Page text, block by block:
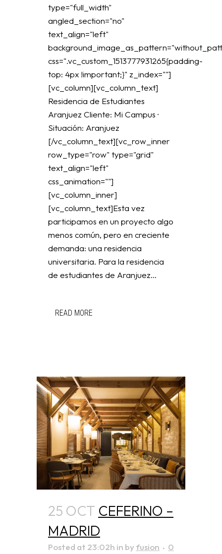
type="full_width"
angled_section="no"
text_align="left"
css=".vc_custom_1513777931265{padding-
top: 4px !important;}" z_index=""]
[vc_column][vc_column_text]
Residencia de Estudiantes
Aranjuez Cliente: Mi Campus ·
Situación: Aranjuez
[/vc_column_text][vc_row_inner
row_type="row" type="grid"
text_align="left"
css_animation=""]
[vc_column_inner]
[vc_column_text]Esta vez
participamos en un proyecto algo
menos común, pero en creciente
demanda: una residencia
universitaria. Para la residencia
de estudiantes de Aranjuez...
READ MORE
25 OCT CEFERINO –
MADRID
Posted at 23:02h in byfusion
0